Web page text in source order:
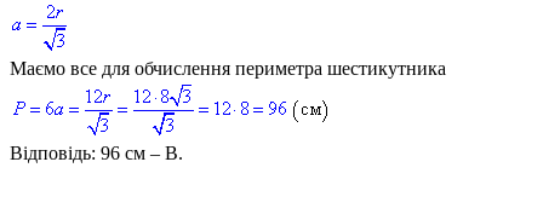
Маємо все для обчислення периметра шестикутника
Відповідь: 96 см – В.